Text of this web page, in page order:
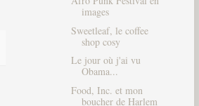
images
Sweetleaf, le coffee
shop cosy
Le jour où j'ai vu
Obama...
Food, Inc. et mon
boucher de Harlem